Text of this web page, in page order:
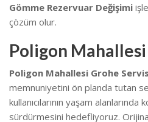
Gömme Rezervuar Değişimi
çözüm olur.
Poligon
Poligon Mahallesi Grohe Servis
memnuniyetini ön planda tutan
kullanıcılarının yaşam
sürdürmesini hedefliyoruz.